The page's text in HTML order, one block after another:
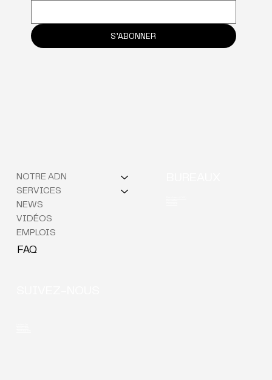
S'ABONNER
NOTRE ADN
SERVICES
NEWS
VIDÉOS
EMPLOIS
FAQ